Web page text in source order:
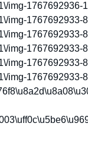
1767692936-
1767692933-
1767692933-
1767692933-
1767692933-
1767692933-